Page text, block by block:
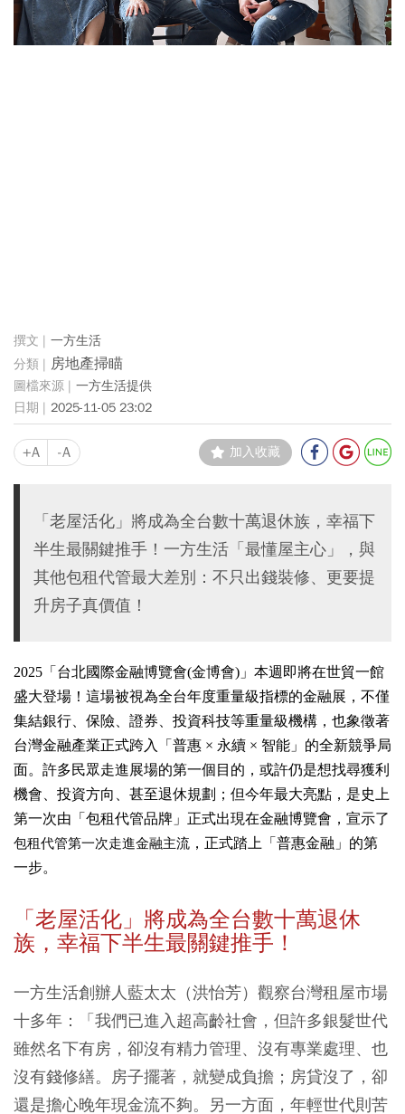
一方生活
房地產掃瞄
一方生活提供
2025-11-05 23:02
+A -A 加入收藏
「老屋活化」將成為全台數十萬退休族，幸福下
半生最關鍵推手！一方生活「最懂屋主心」，與
其他包租代管最大差別：不只出錢裝修、更要提
升房子真價值！
2025 「台北國際金融博覽會(金博會) 」本週即將在世貿一館
盛大登場！這場被視為全台年度重量級指標的金融展，不僅
集結銀行、保險、證券、投資科技等重量級機構，也象徵著
台灣金融產業正式跨入「普惠 × 永續 × 智能」的全新競爭局
面。許多民眾走進展場的第一個目的，或許仍是想找尋獲利
機會、投資方向、甚至退休規劃；但今年最大亮點，是史上
第一次由「包租代管品牌」正式出現在金融博覽會，宣示了
包租代管第一次走進金融主流 ，正式踏上「普惠金融」的第
一步。
「老屋活化」將成為全台數十萬退休
族，幸福下半生最關鍵推手！
一方生活創辦人藍太太（洪怡芳）觀察台灣租屋市場
十多年：「我們已進入超高齡社會，但許多銀髮世代
雖然名下有房，卻沒有精力管理、沒有專業處理、也
沒有錢修繕。房子擺著，就變成負擔；房貸沒了，卻
還是擔心晚年現金流不夠。另一方面，年輕世代則苦